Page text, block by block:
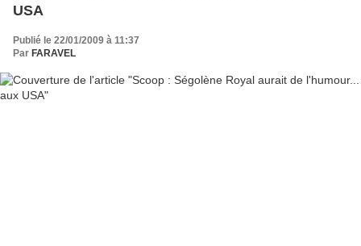
USA
Publié le 22/01/2009 à 11:37
Par FARAVEL